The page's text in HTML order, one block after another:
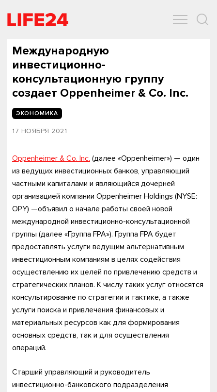
Международную
инвестиционно-
консультационную группу
создает Oppenheimer & Co. Inc.
ЭКОНОМИКА
17 НОЯБРЯ 2021
Oppenheimer & Co. Inc. (далее «Oppenheimer») — один
из ведущих инвестиционных банков, управляющий
частными капиталами и являющийся дочерней
организацией компании Oppenheimer Holdings (NYSE:
OPY) —объявил о начале работы своей новой
международной инвестиционно-консультационной
группы (далее «Группа FPA»). Группа FPA будет
предоставлять услуги ведущим альтернативным
инвестиционным компаниям в целях содействия
осуществлению их целей по привлечению средств и
стратегических планов. К числу таких услуг относятся
консультирование по стратегии и тактике, а также
услуги поиска и привлечения финансовых и
материальных ресурсов как для формирования
основных средств, так и для осуществления
операций.
Старший управляющий и руководитель
инвестиционно-банковского подразделения